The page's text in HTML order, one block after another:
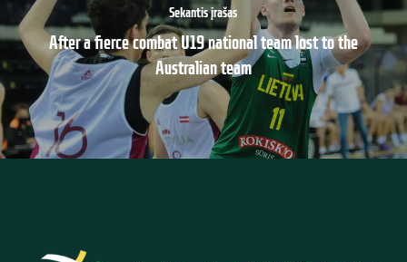
Sekantis įrašas
After a fierce combat U19 national team lost to the
Australian team